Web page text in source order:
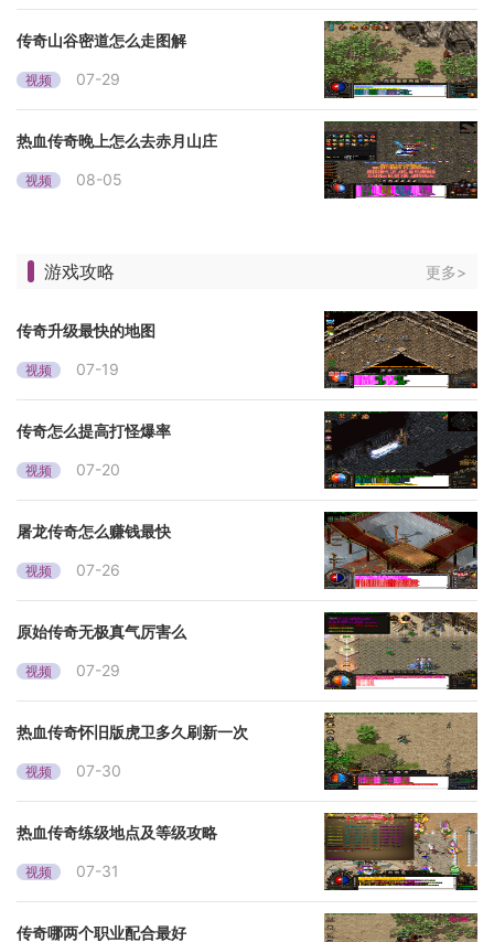
传奇山谷密道怎么走图解
视频 07-29
热血传奇晚上怎么去赤月山庄
视频 08-05
游戏攻略 更多>
传奇升级最快的地图
视频 07-19
传奇怎么提高打怪爆率
视频 07-20
屠龙传奇怎么赚钱最快
视频 07-26
原始传奇无极真气厉害么
视频 07-29
热血传奇怀旧版虎卫多久刷新一次
视频 07-30
热血传奇练级地点及等级攻略
视频 07-31
传奇哪两个职业配合最好